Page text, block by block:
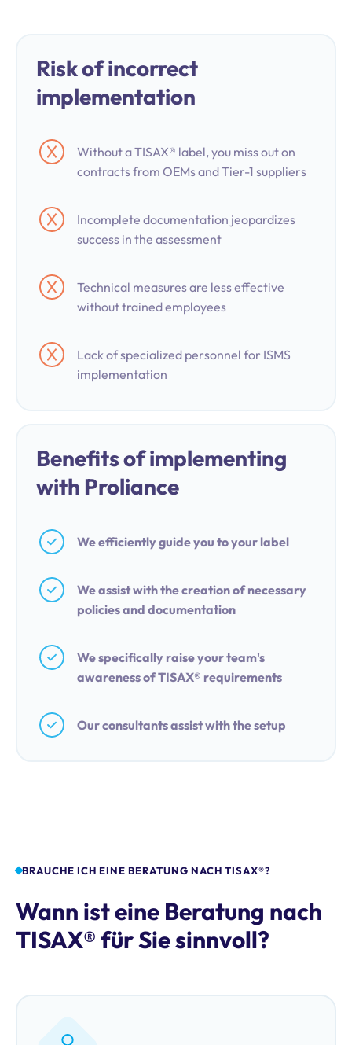
Risk of incorrect
implementation
Without a TISAX® label, you miss out on
contracts from OEMs and Tier-1 suppliers
Incomplete documentation jeopardizes
success in the assessment
Technical measures are less effective
without trained employees
Lack of specialized personnel for ISMS
implementation
Benefits of implementing
with Proliance
We efficiently guide you to your label
We assist with the creation of necessary
policies and documentation
We specifically raise your team's
awareness of TISAX® requirements
Our consultants assist with the setup
BRAUCHE ICH EINE BERATUNG NACH TISAX®?
Wann ist eine Beratung nach
TISAX® für Sie sinnvoll?